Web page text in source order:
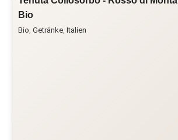
Bio
Bio, Getränke, Italien